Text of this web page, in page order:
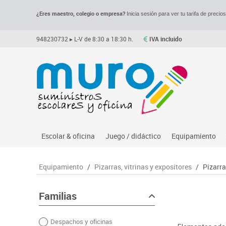
¿Eres maestro, colegio o empresa?Inicia sesión para ver tu tarifa de precios.
948230732 ▸ L-V de 8:30 a 18:30 h. IVA incluido
Escolar & oficina
Archivo
Dibujo técnico y artístico
Escritura y corrección
Higiene
Juego / didáctico
Asociación y atención
Construcciones
Espacios exteriores
Equipamiento
Despachos y
Equipamiento / Pizarras, vitrinas y expositores /
Familias
Despachos y oficinas